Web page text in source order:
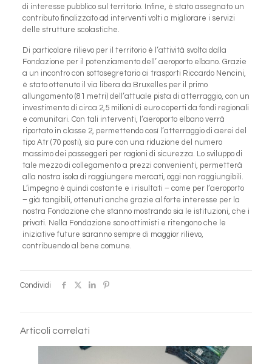
di interesse pubblico sul territorio. Infine, è stato assegnato un
contributo finalizzato ad interventi volti a migliorare i servizi
delle strutture scolastiche.
Di particolare rilievo per il territorio è l’attività svolta dalla
Fondazione per il potenziamento dell’ aeroporto elbano. Grazie
a un incontro con sottosegretario ai trasporti Riccardo Nencini,
è stato ottenuto il via libera da Bruxelles per il primo
allungamento (81 metri) dell’attuale pista di atterraggio, con un
investimento di circa 2,5 milioni di euro coperti da fondi regionali
e comunitari. Con tali interventi, l’aeroporto elbano verrà
riportato in classe 2, permettendo così l’atterraggio di aerei del
tipo Atr (70 posti), sia pure con una riduzione del numero
massimo dei passeggeri per ragioni di sicurezza. Lo sviluppo di
tale mezzo di collegamento a prezzi convenienti, permetterà
alla nostra isola di raggiungere mercati, oggi non raggiungibili.
L’impegno è quindi costante e i risultati – come per l’aeroporto
– già tangibili, ottenuti anche grazie al forte interesse per la
nostra Fondazione che stanno mostrando sia le istituzioni, che i
privati. Nella Fondazione sono ottimisti e ritengono che le
iniziative future saranno sempre di maggior rilievo,
contribuendo al bene comune.
Condividi
Articoli correlati